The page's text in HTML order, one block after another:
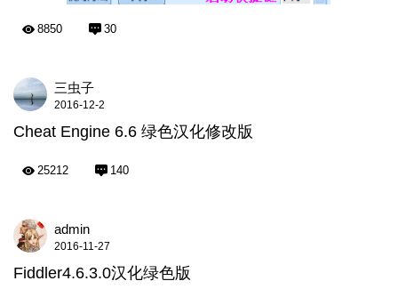
8850 30
三虫子
2016-12-2
Cheat Engine 6.6 绿色汉化修改版
25212 140
admin
2016-11-27
Fiddler4.6.3.0汉化绿色版